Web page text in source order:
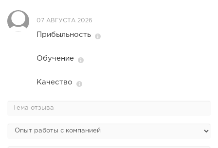
07 АВГУСТА 2026
Прибыльность
Обучение
Качество